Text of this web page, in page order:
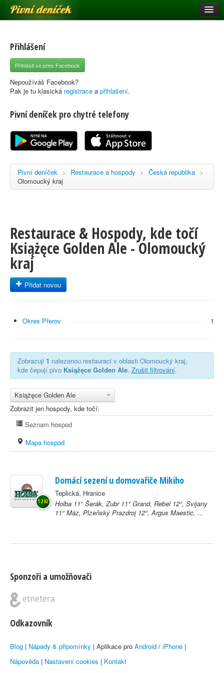
Pivní deníček
Pivní mapa
Pivní značky
Nápověda
Registrace
Přihlášení
Přihlásit se přes Facebook
Nepoužíváš Facebook?
Pak je tu klasická registrace a přihlašení.
Pivní deníček pro chytré telefony
Pivní deníček > Restaurace a hospody > Česká republika >
Olomoucký kraj
Restaurace & Hospody, kde točí
Książęce Golden Ale - Olomoucký
kraj
Přidat novou
Okres Přerov 1
Zobrazuji 1 nalezenou restauraci v oblasti Olomoucký kraj,
kde čepují pivo Książęce Golden Ale. Zrušit filtrování.
Książęce Golden Ale
Zobrazit jen hospody, kde točí:
Seznam hospod
Mapa hospod
Domácí sezení u domovařiče Mikiho
Teplická, Hranice
Holba 11° Šerák, Zubr 11° Grand, Rebel 12°, Svijany
11° Máz, Plzeňský Prazdroj 12°, Argus Maestic, ...
12 Kč
Sponzoři a umožňovači
Odkazovník
Blog | Nápady & připomínky | Aplikace pro Android / iPhone |
Nápověda | Nastavení cookies | Kontakt